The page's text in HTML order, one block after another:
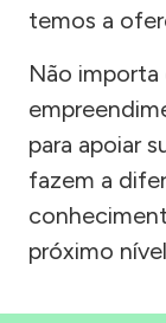
temos a
Não
para apoiar
fazem a
próximo